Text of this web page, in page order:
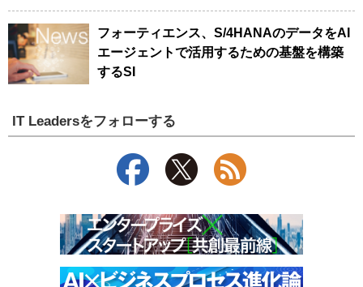
フォーティエンス、S/4HANAのデータをAI
エージェントで活用するための基盤を構築
するSI
IT Leadersをフォローする